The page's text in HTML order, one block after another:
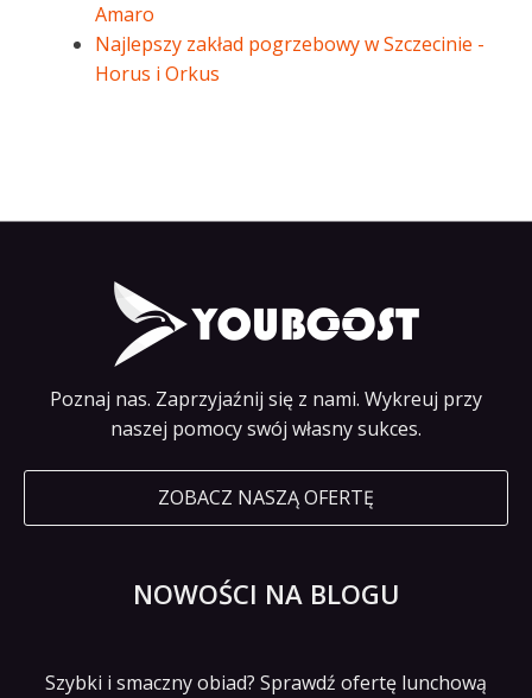
Amaro
Najlepszy zakład pogrzebowy w Szczecinie -
Horus i Orkus
Poznaj nas. Zaprzyjaźnij się z nami. Wykreuj przy
naszej pomocy swój własny sukces.
ZOBACZ NASZĄ OFERTĘ
NOWOŚCI NA BLOGU
Szybki i smaczny obiad? Sprawdź ofertę lunchową